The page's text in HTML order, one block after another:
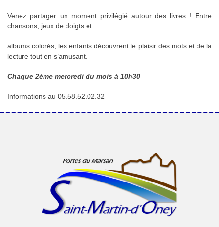
Venez partager un moment privilégié autour des livres ! Entre
chansons, jeux de doigts et
albums colorés, les enfants découvrent le plaisir des mots et de la
lecture tout en s’amusant.
Chaque 2ème mercredi du mois à 10h30
Informations au 05.58.52.02.32